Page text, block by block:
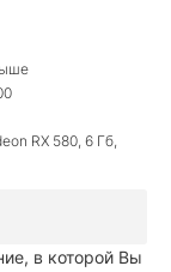
RX 580, 6 Гб,
в которой Вы